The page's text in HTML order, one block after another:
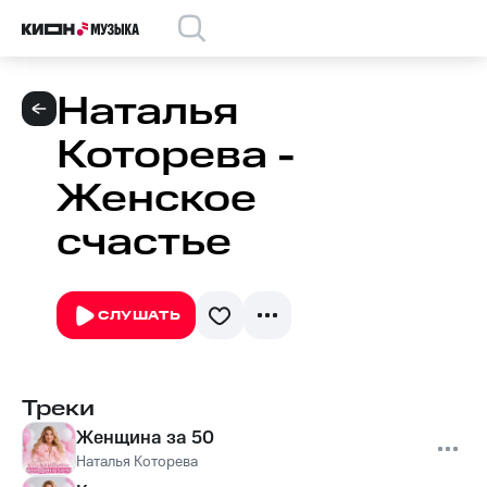
Наталья
Которева -
Женское
счастье
СЛУШАТЬ
Треки
Женщина за 50
Наталья Которева